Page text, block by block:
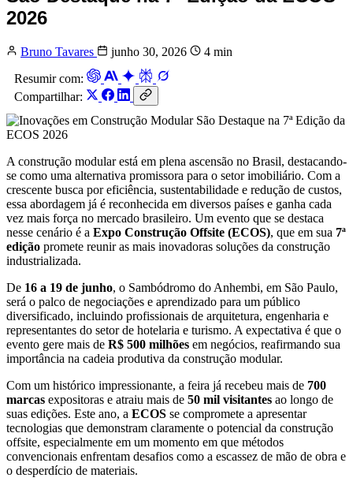
2026
Bruno Tavares junho 30, 2026
4 min
Resumir com:
Compartilhar:
A construção modular está em plena ascensão no Brasil, destacando-
se como uma alternativa promissora para o setor imobiliário. Com a
crescente busca por eficiência, sustentabilidade e redução de custos,
essa abordagem já é reconhecida em diversos países e ganha cada
vez mais força no mercado brasileiro. Um evento que se destaca
nesse cenário é a Expo Construção Offsite (ECOS), que em sua 7ª
edição promete reunir as mais inovadoras soluções da construção
industrializada.
De 16 a 19 de junho, o Sambódromo do Anhembi, em São Paulo,
será o palco de negociações e aprendizado para um público
diversificado, incluindo profissionais de arquitetura, engenharia e
representantes do setor de hotelaria e turismo. A expectativa é que o
evento gere mais de R$ 500 milhões em negócios, reafirmando sua
importância na cadeia produtiva da construção modular.
Com um histórico impressionante, a feira já recebeu mais de 700
marcas expositoras e atraiu mais de 50 mil visitantes ao longo de
suas edições. Este ano, a ECOS se compromete a apresentar
tecnologias que demonstram claramente o potencial da construção
offsite, especialmente em um momento em que métodos
convencionais enfrentam desafios como a escassez de mão de obra e
o desperdício de materiais.